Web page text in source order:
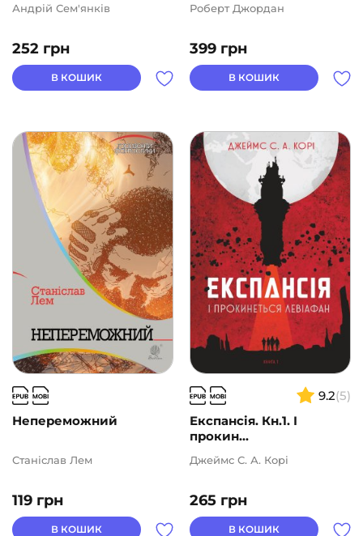
252 грн
Андрій Сем'янків
В КОШИК
399 грн
Роберт Джордан
В КОШИК
Непереможний
119 грн
Станіслав Лем
В КОШИК
9.2(5)
Експансія. Кн.1. І
прокин...
265 грн
Джеймс С. А. Корі
В КОШИК